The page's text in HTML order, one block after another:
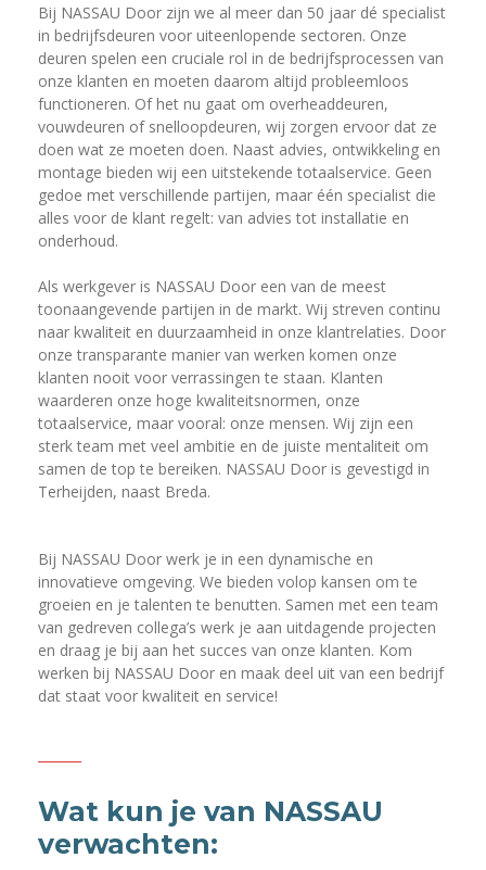
Bij NASSAU Door zijn we al meer dan 50 jaar dé specialist
in bedrijfsdeuren voor uiteenlopende sectoren. Onze
deuren spelen een cruciale rol in de bedrijfsprocessen van
onze klanten en moeten daarom altijd probleemloos
functioneren. Of het nu gaat om overheaddeuren,
vouwdeuren of snelloopdeuren, wij zorgen ervoor dat ze
doen wat ze moeten doen. Naast advies, ontwikkeling en
montage bieden wij een uitstekende totaalservice. Geen
gedoe met verschillende partijen, maar één specialist die
alles voor de klant regelt: van advies tot installatie en
onderhoud.
Als werkgever is NASSAU Door een van de meest
toonaangevende partijen in de markt. Wij streven continu
naar kwaliteit en duurzaamheid in onze klantrelaties. Door
onze transparante manier van werken komen onze
klanten nooit voor verrassingen te staan. Klanten
waarderen onze hoge kwaliteitsnormen, onze
totaalservice, maar vooral: onze mensen. Wij zijn een
sterk team met veel ambitie en de juiste mentaliteit om
samen de top te bereiken. NASSAU Door is gevestigd in
Terheijden, naast Breda.
Bij NASSAU Door werk je in een dynamische en
innovatieve omgeving. We bieden volop kansen om te
groeien en je talenten te benutten. Samen met een team
van gedreven collega’s werk je aan uitdagende projecten
en draag je bij aan het succes van onze klanten. Kom
werken bij NASSAU Door en maak deel uit van een bedrijf
dat staat voor kwaliteit en service!
Wat kun je van NASSAU
verwachten: